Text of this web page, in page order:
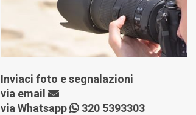
Inviaci foto e segnalazioni
via email
via Whatsapp
320 5393303